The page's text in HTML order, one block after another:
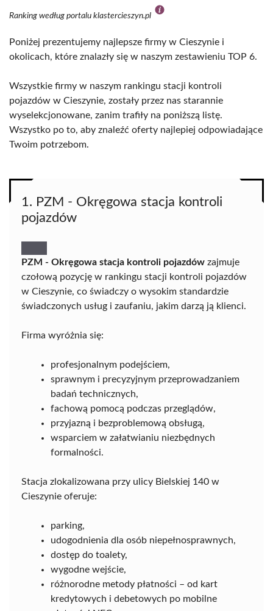
Ranking według portalu klastercieszyn.pl
Poniżej prezentujemy najlepsze firmy w Cieszynie i
okolicach, które znalazły się w naszym zestawieniu TOP 6.
Wszystkie firmy w naszym rankingu stacji kontroli
pojazdów w Cieszynie, zostały przez nas starannie
wyselekcjonowane, zanim trafiły na poniższą listę.
Wszystko po to, aby znaleźć oferty najlepiej odpowiadające
Twoim potrzebom.
1. PZM - Okręgowa stacja kontroli
pojazdów
PZM - Okręgowa stacja kontroli pojazdów zajmuje
czołową pozycję w rankingu stacji kontroli pojazdów
w Cieszynie, co świadczy o wysokim standardzie
świadczonych usług i zaufaniu, jakim darzą ją klienci.
Firma wyróżnia się:
profesjonalnym podejściem,
sprawnym i precyzyjnym przeprowadzaniem
badań technicznych,
fachową pomocą podczas przeglądów,
przyjazną i bezproblemową obsługą,
wsparciem w załatwianiu niezbędnych
formalności.
Stacja zlokalizowana przy ulicy Bielskiej 140 w
Cieszynie oferuje:
parking,
udogodnienia dla osób niepełnosprawnych,
dostęp do toalety,
wygodne wejście,
różnorodne metody płatności – od kart
kredytowych i debetowych po mobilne